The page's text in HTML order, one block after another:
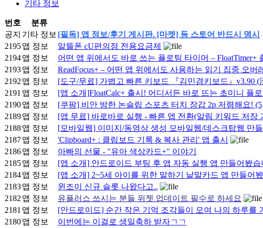
기타 정보
번호 분류
공지 기타 정보 [필독] 앱 정보/후기 게시판. [마켓] 등 스토어 반드시 명시
2195앱 정보 알뜰폰 cU편의점 전용요금제
2194앱 정보 어떤 앱 위에서도 바로 쓰는 플로팅 타이머 – FloatTimer+
2193앱 정보 ReadFocus+ – 어떤 앱 위에서도 사용하는 읽기 집중 오버
2192 앱 정보 [도구/무료] 가볍고 빠른 키보드 『김민겸키보드』v3.90
2191 앱 정보 [앱 소개]FloatCalc+ 출시! 어디서든 바로 뜨는 초미니 플로
2190앱 정보 [쿠팡] 비안 방한 논슬립 스포츠 터치 장갑 2p 저렴해요!
2189앱 정보 [앱 무료] 바로바로 실행 - 빠른 앱 전환(알림 키워드 저장
2188앱 정보 [모바일웹] 이미지/동영상 생성 모바일웹/데스크탑웹 만
2187앱 정보 'Clipboard+ : 클립보드 기록 & 복사 관리' 앱 출시
2186앱 정보 아빠의 선물 - "유아 색상카드+" 이야기
2185앱 정보 [앱 소개] 안드로이드 부팅 후 앱 자동 실행 앱 만들어봤습
2184앱 정보 [앱 소개] 2~5세 아이를 위한 말하기 낱말카드 앱 만들어
2183앱 정보 윈조이 신규 슬롯 나왔다고..
2182 앱 정보 유플러스 쓰시는 분들 위젯 업데이트 필수로 하세요
2181 앱 정보 [안드로이드] 순간 작은 기억 조각들이 모여 나의 하루를
2180앱 정보 이번에는 이걸로 생일축하 받자ㄱㄱ